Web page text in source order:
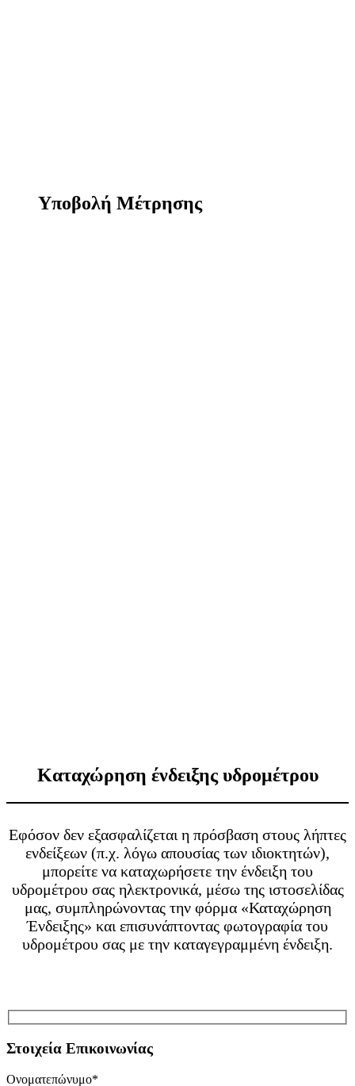
Υποβολή Μέτρησης
Καταχώρηση ένδειξης υδρομέτρου
Εφόσον δεν εξασφαλίζεται η πρόσβαση στους λήπτες
ενδείξεων (π.χ. λόγω απουσίας των ιδιοκτητών),
μπορείτε να καταχωρήσετε την ένδειξη του
υδρομέτρου σας ηλεκτρονικά, μέσω της ιστοσελίδας
μας, συμπληρώνοντας την φόρμα «Καταχώρηση
Ένδειξης» και επισυνάπτοντας φωτογραφία του
υδρομέτρου σας με την καταγεγραμμένη ένδειξη.
Στοιχεία Επικοινωνίας
Oνοματεπώνυμο*